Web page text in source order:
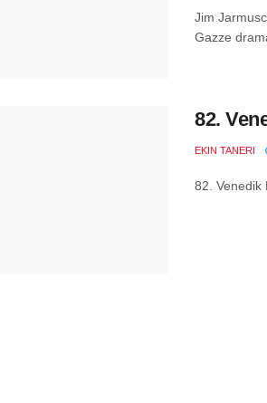
Jim
Gazze
82.
EKIN TANERI
82. Venedik